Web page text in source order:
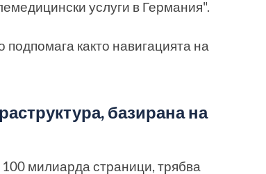
услуги в Германия".
подпомага както навигацията на
базирана на
милиарда страници, трябва